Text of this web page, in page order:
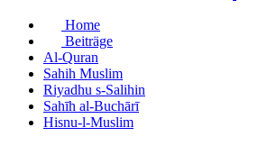
Home
Beiträge
Al-Quran
Sahih Muslim
Riyadhu s-Salihin
Sahīh al-Buchārī
Hisnu-l-Muslim